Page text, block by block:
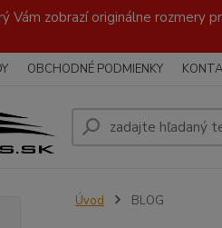
Vám zobrazí originálne rozmery
OBCHODNÉ PODMIENKY
Úvod BLOG